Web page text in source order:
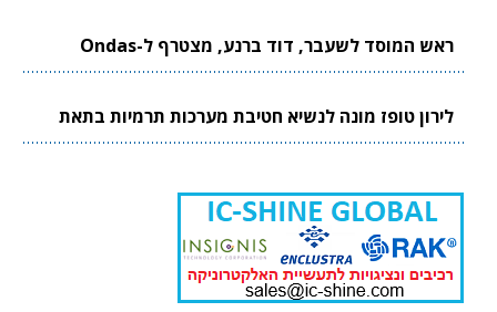
ראש המוסד לשעבר, דוד ברנע, מצטרף ל-Ondas
לירון טופז מונה לנשיא חטיבת מערכות תרמיות בתאת